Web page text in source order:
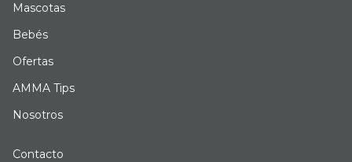
Mascotas
Bebés
Ofertas
AMMA Tips
Nosotros
Contacto